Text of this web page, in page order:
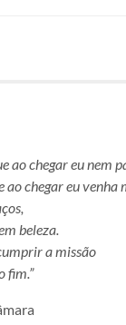
ao chegar eu nem
chegar eu venha
beleza.
a missão
fim.”